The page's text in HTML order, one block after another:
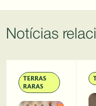
Notícias
TERRAS
RARAS